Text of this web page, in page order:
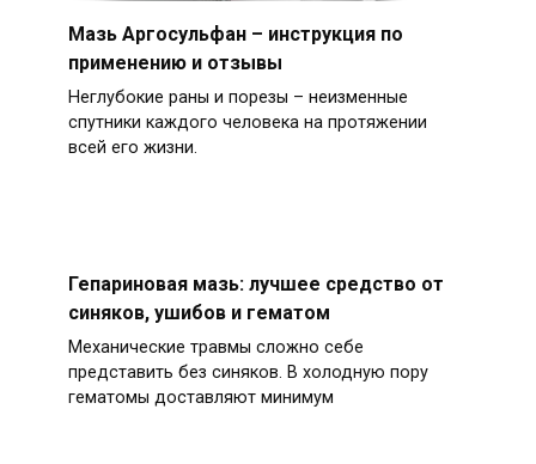
Мазь Аргосульфан – инструкция по
применению и отзывы
Неглубокие раны и порезы – неизменные
спутники каждого человека на протяжении
всей его жизни.
Гепариновая мазь: лучшее средство от
синяков, ушибов и гематом
Механические травмы сложно себе
представить без синяков. В холодную пору
гематомы доставляют минимум